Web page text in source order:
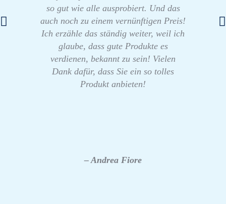
so gut wie alle ausprobiert. Und das
auch noch zu einem vernünftigen Preis!
Ich erzähle das ständig weiter, weil ich
glaube, dass gute Produkte es
verdienen, bekannt zu sein! Vielen
Dank dafür, dass Sie ein so tolles
Produkt anbieten!
– Andrea Fiore